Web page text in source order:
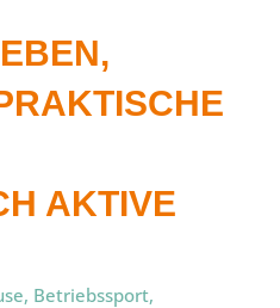
AKTIVE
, Betriebssport,